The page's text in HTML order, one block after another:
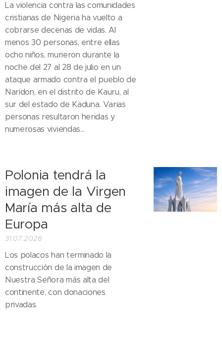
La violencia contra las comunidades
cristianas de Nigeria ha vuelto a
cobrarse decenas de vidas. Al
menos 30 personas, entre ellas
ocho niños, murieron durante la
noche del 27 al 28 de julio en un
ataque armado contra el pueblo de
Naridon, en el distrito de Kauru, al
sur del estado de Kaduna. Varias
personas resultaron heridas y
numerosas viviendas...
Polonia tendrá la
imagen de la Virgen
María más alta de
Europa
31.07.2026
Los polacos han terminado la
construcción de la imagen de
Nuestra Señora más alta del
continente, con donaciones
privadas.